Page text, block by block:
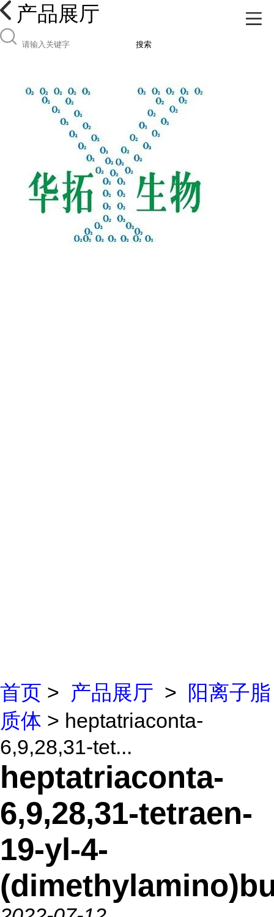
产品展厅
搜索
首页 > 产品展厅 >
阳离子脂
质体 > heptatriaconta-
6,9,28,31-tet...
heptatriaconta-
6,9,28,31-tetraen-
19-yl-4-